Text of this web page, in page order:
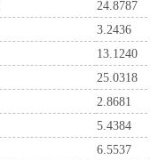
24.8787
3.2436
13.1240
25.0318
2.8681
5.4384
6.5537